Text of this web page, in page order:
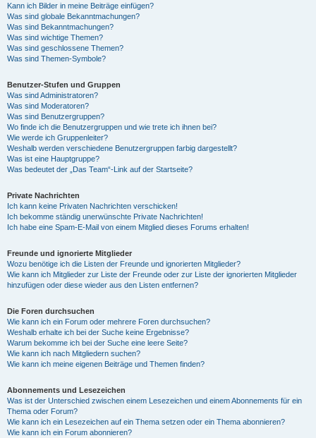
Kann ich Bilder in meine Beiträge einfügen?
Was sind globale Bekanntmachungen?
Was sind Bekanntmachungen?
Was sind wichtige Themen?
Was sind geschlossene Themen?
Was sind Themen-Symbole?
Benutzer-Stufen und Gruppen
Was sind Administratoren?
Was sind Moderatoren?
Was sind Benutzergruppen?
Wo finde ich die Benutzergruppen und wie trete ich ihnen bei?
Wie werde ich Gruppenleiter?
Weshalb werden verschiedene Benutzergruppen farbig dargestellt?
Was ist eine Hauptgruppe?
Was bedeutet der „Das Team“-Link auf der Startseite?
Private Nachrichten
Ich kann keine Privaten Nachrichten verschicken!
Ich bekomme ständig unerwünschte Private Nachrichten!
Ich habe eine Spam-E-Mail von einem Mitglied dieses Forums erhalten!
Freunde und ignorierte Mitglieder
Wozu benötige ich die Listen der Freunde und ignorierten Mitglieder?
Wie kann ich Mitglieder zur Liste der Freunde oder zur Liste der ignorierten Mitglieder
hinzufügen oder diese wieder aus den Listen entfernen?
Die Foren durchsuchen
Wie kann ich ein Forum oder mehrere Foren durchsuchen?
Weshalb erhalte ich bei der Suche keine Ergebnisse?
Warum bekomme ich bei der Suche eine leere Seite?
Wie kann ich nach Mitgliedern suchen?
Wie kann ich meine eigenen Beiträge und Themen finden?
Abonnements und Lesezeichen
Was ist der Unterschied zwischen einem Lesezeichen und einem Abonnements für ein
Thema oder Forum?
Wie kann ich ein Lesezeichen auf ein Thema setzen oder ein Thema abonnieren?
Wie kann ich ein Forum abonnieren?